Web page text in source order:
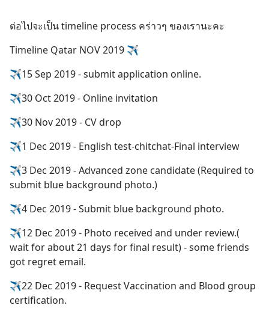
ต่อไปจะเป็น timeline process คร่าวๆ ของเรานะคะ
Timeline Qatar NOV 2019 ✈️
✈️15 Sep 2019 - submit application online.
✈️30 Oct 2019 - Online invitation
✈️30 Nov 2019 - CV drop
✈️1 Dec 2019 - English test-chitchat-Final interview
✈️3 Dec 2019 - Advanced zone candidate (Required to
submit blue background photo.)
✈️4 Dec 2019 - Submit blue background photo.
✈️12 Dec 2019 - Photo received and under review.(
wait for about 21 days for final result) - some friends
got regret email.
✈️22 Dec 2019 - Request Vaccination and Blood group
certification.